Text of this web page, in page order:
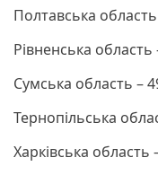
Полтавська
Рівненська область
Сумська область –
Тернопільська
Харківська область